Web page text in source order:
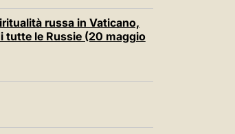
russa in Vaticano,
tutte le Russie (20 maggio